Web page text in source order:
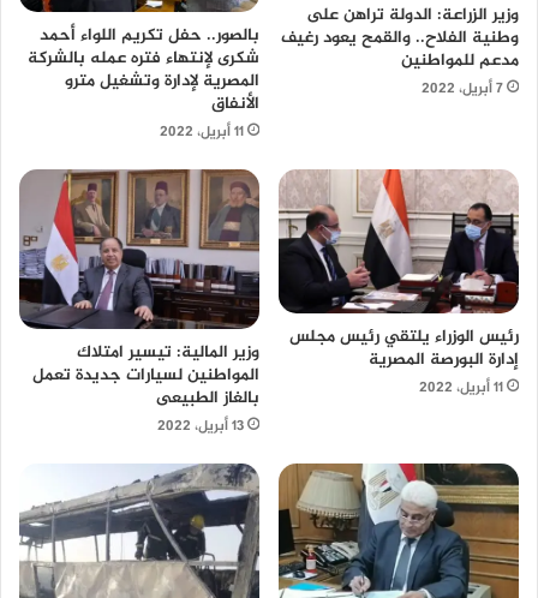
وزير الزراعة: الدولة تراهن على
وطنية الفلاح.. والقمح يعود رغيف
مدعم للمواطنين
7 أبريل، 2022
بالصور.. حفل تكريم اللواء أحمد
شكرى لإنتهاء فتره عمله بالشركة
المصرية لإدارة وتشغيل مترو
الأنفاق
11 أبريل، 2022
رئيس الوزراء يلتقي رئيس مجلس
إدارة البورصة المصرية
11 أبريل، 2022
وزير المالية: تيسير امتلاك
المواطنين لسيارات جديدة تعمل
بالغاز الطبيعى
13 أبريل، 2022